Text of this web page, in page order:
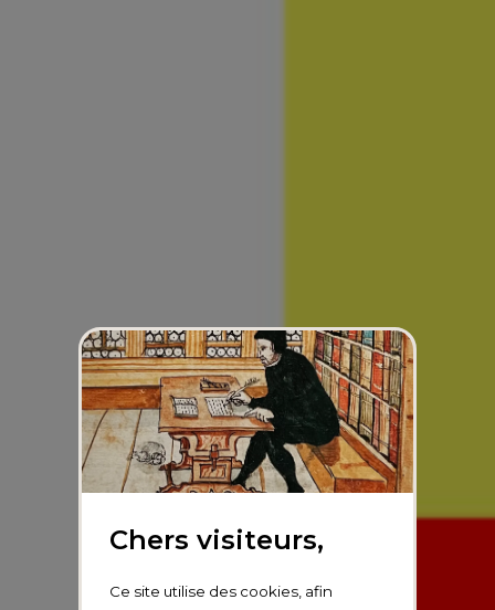
Chers visiteurs,
Ce site utilise des cookies, afin